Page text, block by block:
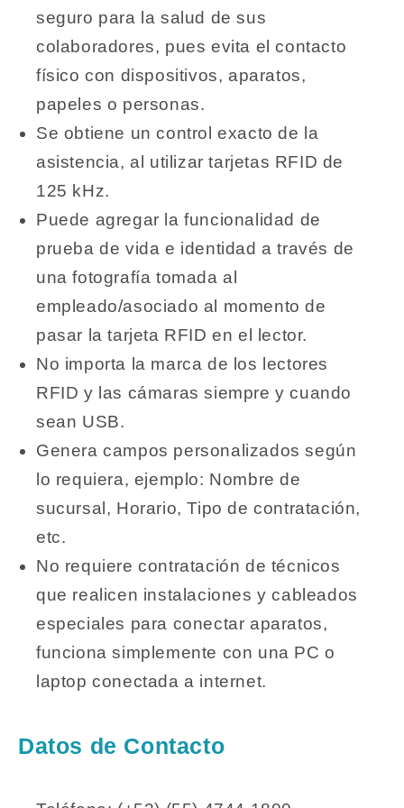
seguro para la salud de sus
colaboradores, pues evita el contacto
físico con dispositivos, aparatos,
papeles o personas.
Se obtiene un control exacto de la
asistencia, al utilizar tarjetas RFID de
125 kHz.
Puede agregar la funcionalidad de
prueba de vida e identidad a través de
una fotografía tomada al
empleado/asociado al momento de
pasar la tarjeta RFID en el lector.
No importa la marca de los lectores
RFID y las cámaras siempre y cuando
sean USB.
Genera campos personalizados según
lo requiera, ejemplo: Nombre de
sucursal, Horario, Tipo de contratación,
etc.
No requiere contratación de técnicos
que realicen instalaciones y cableados
especiales para conectar aparatos,
funciona simplemente con una PC o
laptop conectada a internet.
Datos de Contacto